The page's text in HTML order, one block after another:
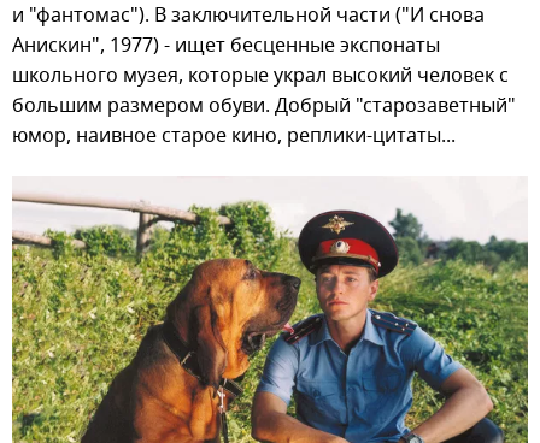
и "фантомас"). В заключительной части ("И снова
Анискин", 1977) - ищет бесценные экспонаты
школьного музея, которые украл высокий человек с
большим размером обуви. Добрый "старозаветный"
юмор, наивное старое кино, реплики-цитаты...